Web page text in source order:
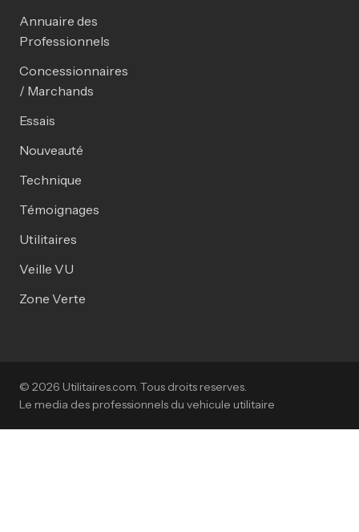
Annuaire des
Professionnels
Concessionnaires
/ Marchands
Essais
Nouveauté
Technique
Témoignages
Utilitaires
Veille VU
Zone Verte
© 2026 Utilitaires.com. Tous droits reserves.
Le media des professionnels du vehicule utilitaire